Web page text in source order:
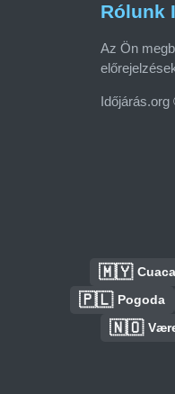
Rólunk
Az Ön
Időjárás.org
🇲🇾 Cuaca
🇵🇱 Pogoda
🇳🇴